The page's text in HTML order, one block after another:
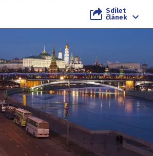
Sdílet
článek